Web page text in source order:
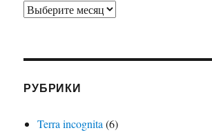
Архивы
РУБРИКИ
Terra incognita (6)